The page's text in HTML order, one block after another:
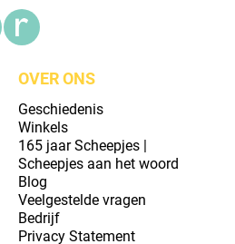
OVER ONS
Geschiedenis
Winkels
165 jaar Scheepjes |
Scheepjes aan het woord
Blog
Veelgestelde vragen
Bedrijf
Privacy Statement